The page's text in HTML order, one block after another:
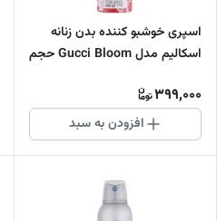
اسپری خوشبو کننده بدن زنانه
اسکالیم مدل Gucci Bloom حجم
399,000
افزودن به سبد